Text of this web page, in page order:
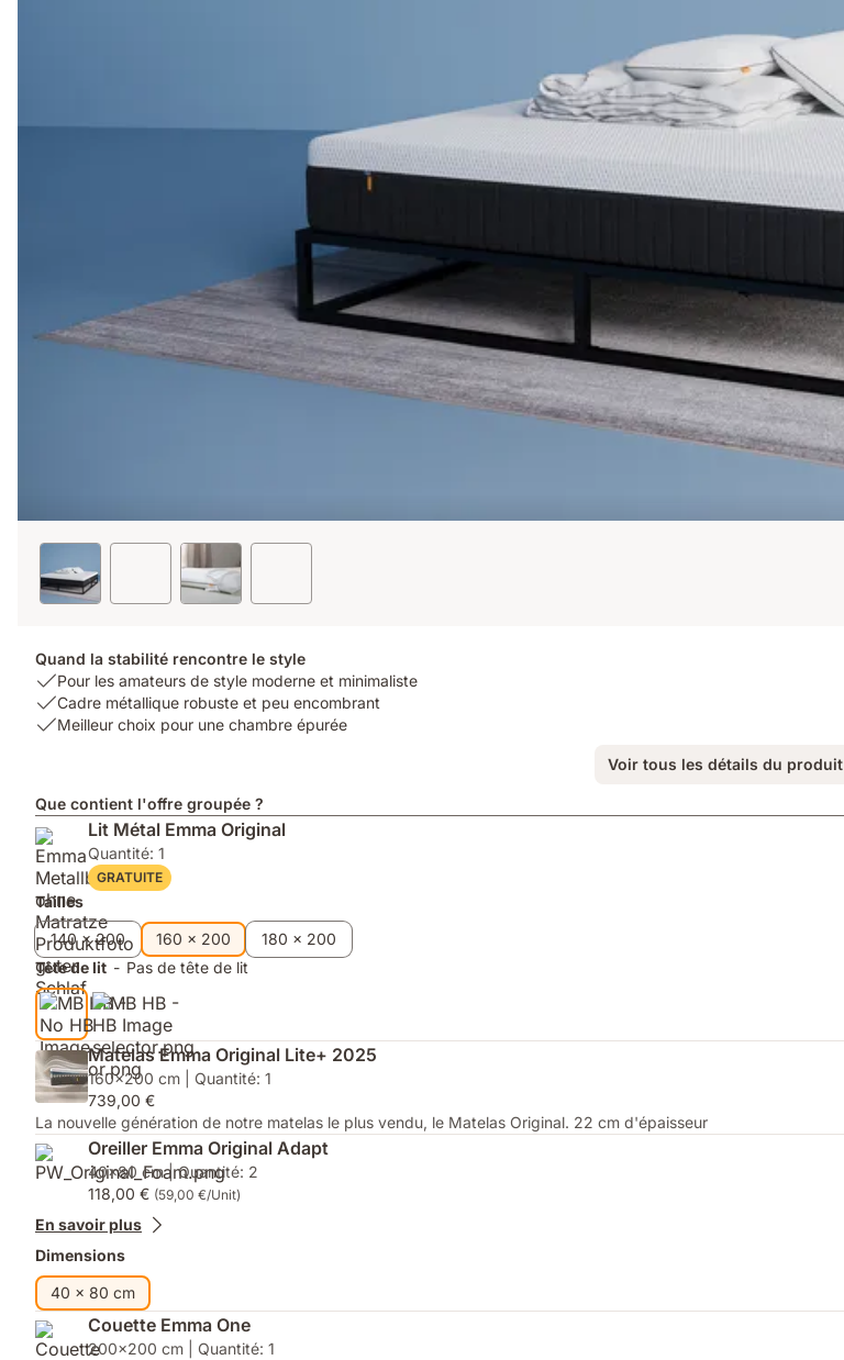
Quand la stabilité rencontre le style
USP
1:
Pour
style
moderne
et
minimaliste
Pour les amateurs de style moderne et minimaliste
USP
2:
et
peu
encombrant
Cadre métallique robuste et peu encombrant
USP
pour
une
chambre
épurée
Meilleur choix pour une chambre épurée
Voir tous les détails du produit
Que contient l'offre groupée ?
Lit Métal Emma Original
Quantité: 1
GRATUITE
Tailles
140 x 200
160 x 200
180 x 200
Tête de lit - Pas de tête de lit
Matelas Emma Original Lite+ 2025
160x200 cm | Quantité: 1
739,00 €
La nouvelle génération de notre matelas le plus vendu, le Matelas Original. 22 cm d'épaisseur
Oreiller Emma Original Adapt
40x80 cm | Quantité: 2
118,00 € (59,00 €/Unit)
En savoir plus
Dimensions
40 x 80 cm
Couette Emma One
200x200 cm | Quantité: 1